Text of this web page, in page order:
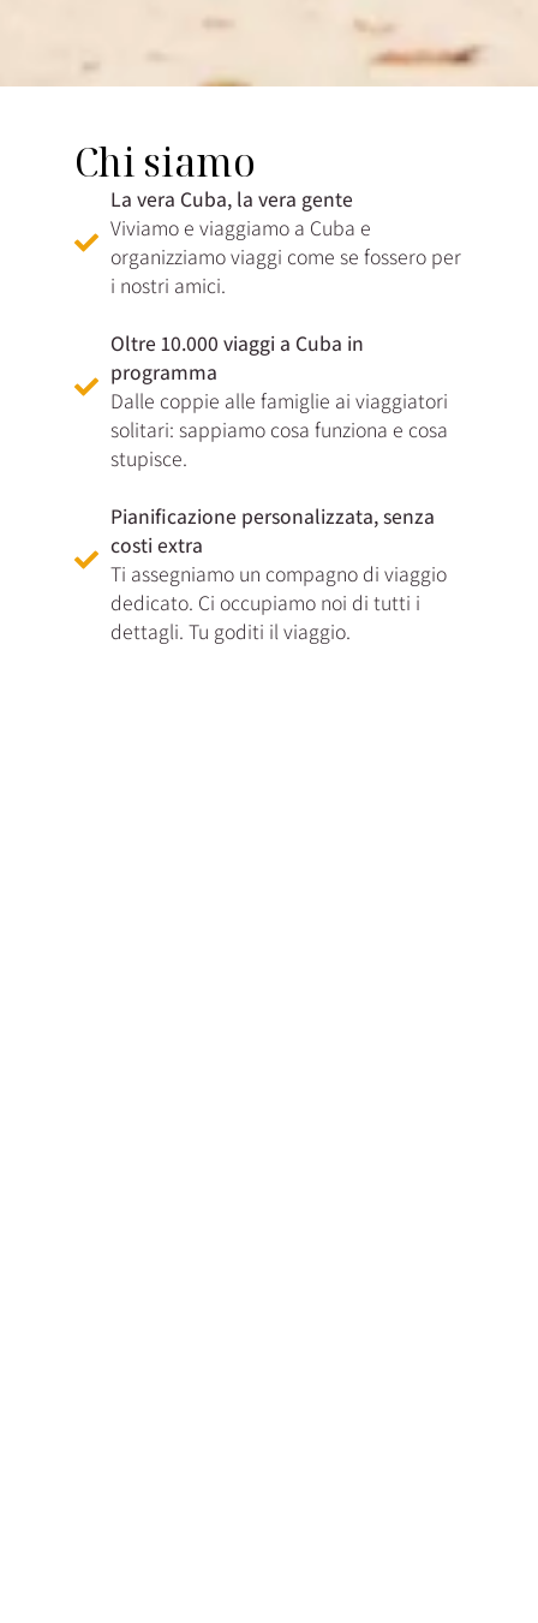
Chi siamo
La vera Cuba, la vera gente
Viviamo e viaggiamo a Cuba e
organizziamo viaggi come se fossero per
i nostri amici.
Oltre 10.000 viaggi a Cuba in
programma
Dalle coppie alle famiglie ai viaggiatori
solitari: sappiamo cosa funziona e cosa
stupisce.
Pianificazione personalizzata, senza
costi extra
Ti assegniamo un compagno di viaggio
dedicato. Ci occupiamo noi di tutti i
dettagli. Tu goditi il viaggio.